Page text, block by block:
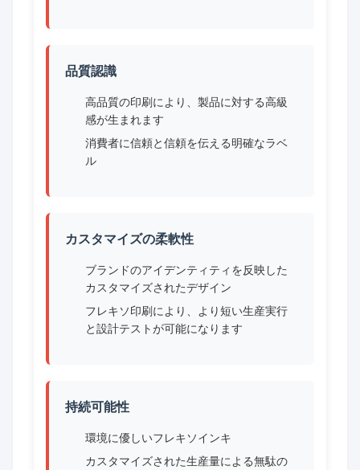
品質認識
高品質の印刷により、製品に対する高級
感が生まれます
消費者に信頼と信頼を伝える明確なラベ
ル
カスタマイズの柔軟性
ブランドのアイデンティティを反映した
カスタマイズされたデザイン
フレキソ印刷により、より短い生産実行
と設計テストが可能になります
持続可能性
環境に優しいフレキソインキ
カスタマイズされた生産量による無駄の